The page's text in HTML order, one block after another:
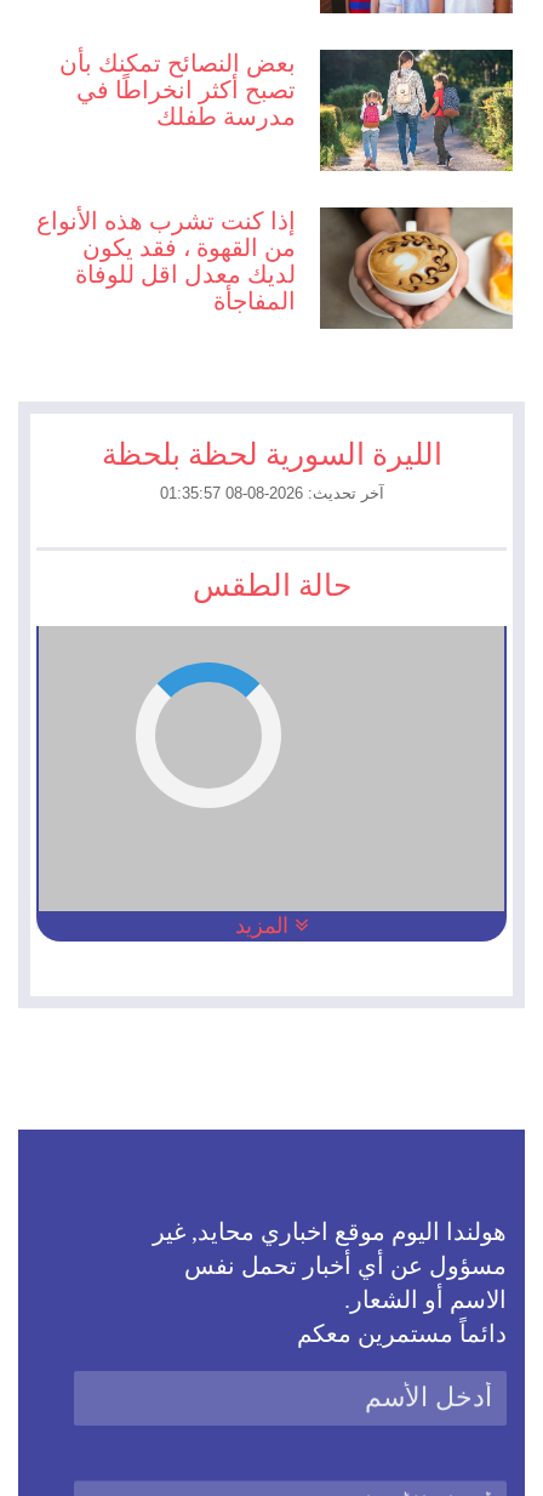
بعض النصائح تمكنك بأن
تصبح أكثر انخراطًا في
مدرسة طفلك
إذا كنت تشرب هذه الأنواع
من القهوة ، فقد يكون
لديك معدل اقل للوفاة
المفاجأة
الليرة السورية لحظة بلحظة
آخر تحديث: 2026-08-08 01:35:57
حالة الطقس
المزيد
هولندا اليوم موقع اخباري محايد, غير
مسؤول عن أي أخبار تحمل نفس
الاسم أو الشعار.
دائماً مستمرين معكم